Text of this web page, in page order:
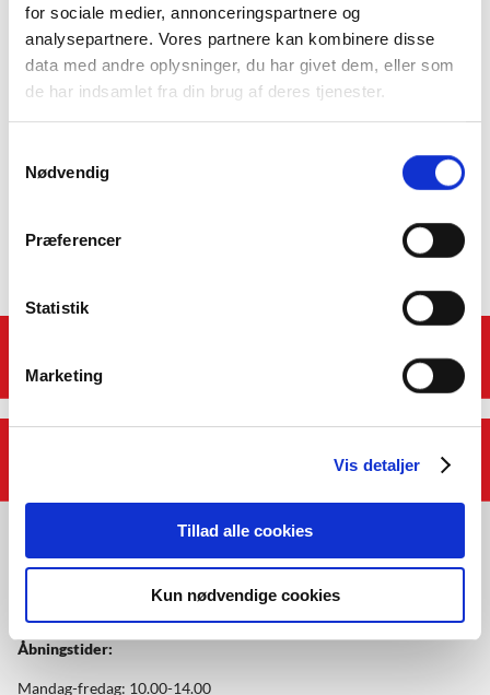
for sociale medier, annonceringspartnere og
analysepartnere. Vores partnere kan kombinere disse
data med andre oplysninger, du har givet dem, eller som
de har indsamlet fra din brug af deres tjenester.
Nødvendig
Præferencer
Statistik
Marketing
Vis detaljer
Tillad alle cookies
Kun nødvendige cookies
Du kan i stedet benytte vores net- og mobilbank. Har du
brug for at spærre dit kort, kan du finde hjælp på vores
hjemmeside.
Du kan også kontakte Nets på følgende telefonnumre for
at spærre dit kort:
Visa/Dankort tlf. 44 89 29 29
Åbningstider:
Mandag-fredag: 10.00-14.00